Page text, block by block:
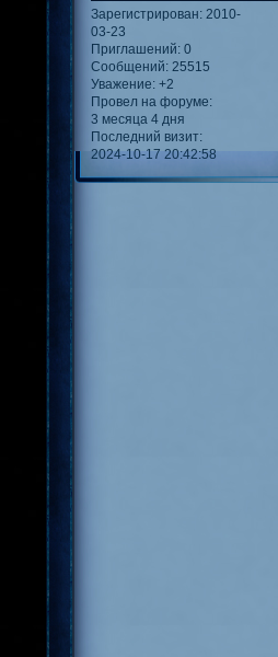
Зарегистрирован: 2010-
03-23
Приглашений: 0
Сообщений: 25515
Уважение: +2
Провел на форуме:
3 месяца 4 дня
Последний визит:
2024-10-17 20:42:58